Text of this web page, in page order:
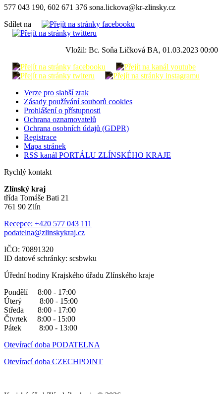
577 043 190, 602 671 376 sona.lickova@kr-zlinsky.cz
Sdílet na
Vložil: Bc. Soňa Ličková BA, 01.03.2023 00:00
Verze pro slabší zrak
Zásady používání souborů cookies
Prohlášení o přístupnosti
Ochrana oznamovatelů
Ochrana osobních údajů (GDPR)
Registrace
Mapa stránek
RSS kanál PORTÁLU ZLÍNSKÉHO KRAJE
Rychlý kontakt
Zlínský kraj
třída Tomáše Bati 21
761 90 Zlín
Recepce: +420 577 043 111
podatelna@zlinskykraj.cz
IČO: 70891320
ID datové schránky: scsbwku
Úřední hodiny Krajského úřadu Zlínského kraje
Pondělí 8:00 - 17:00
Úterý 8:00 - 15:00
Středa 8:00 - 17:00
Čtvrtek 8:00 - 15:00
Pátek 8:00 - 13:00
Otevírací doba PODATELNA
Otevírací doba CZECHPOINT